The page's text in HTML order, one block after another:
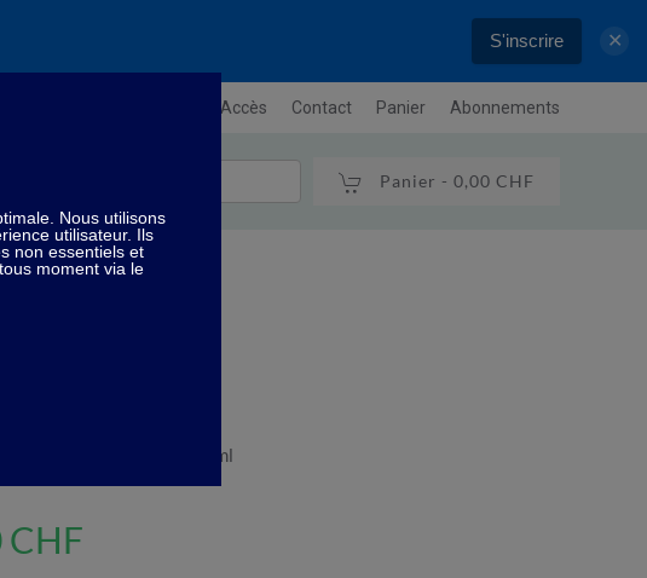
S'inscrire ✕
Plan / Accès Contact Panier Abonnements
Panier - 0,00 CHF
ml
au lait d'ânesse - 40 ml
CHF